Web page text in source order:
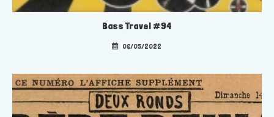
Bass Travel #94
06/05/2022